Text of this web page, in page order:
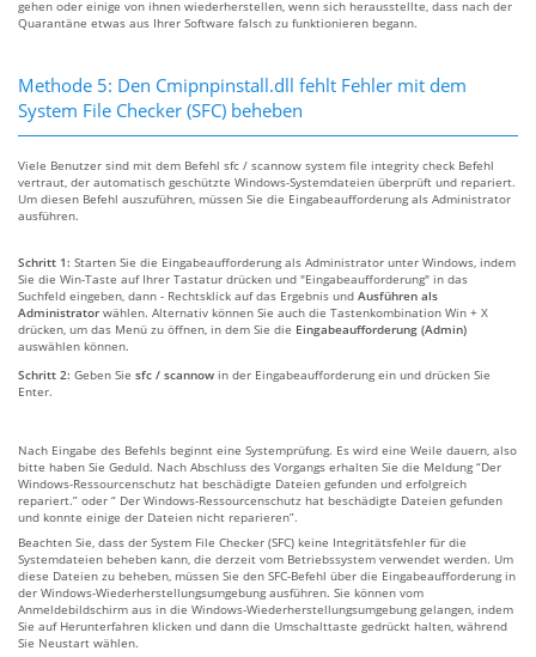
gehen oder einige von ihnen wiederherstellen, wenn sich herausstellte, dass nach der
Quarantäne etwas aus Ihrer Software falsch zu funktionieren begann.
Methode 5: Den Cmipnpinstall.dll fehlt Fehler mit dem
System File Checker (SFC) beheben
Viele Benutzer sind mit dem Befehl sfc / scannow system file integrity check Befehl
vertraut, der automatisch geschützte Windows-Systemdateien überprüft und repariert.
Um diesen Befehl auszuführen, müssen Sie die Eingabeaufforderung als Administrator
ausführen.
Schritt 1: Starten Sie die Eingabeaufforderung als Administrator unter Windows, indem
Sie die Win-Taste auf Ihrer Tastatur drücken und "Eingabeaufforderung" in das
Suchfeld eingeben, dann - Rechtsklick auf das Ergebnis und Ausführen als
Administrator wählen. Alternativ können Sie auch die Tastenkombination Win + X
drücken, um das Menü zu öffnen, in dem Sie die Eingabeaufforderung (Admin)
auswählen können.
Schritt 2: Geben Sie sfc / scannow in der Eingabeaufforderung ein und drücken Sie
Enter.
Nach Eingabe des Befehls beginnt eine Systemprüfung. Es wird eine Weile dauern, also
bitte haben Sie Geduld. Nach Abschluss des Vorgangs erhalten Sie die Meldung “Der
Windows-Ressourcenschutz hat beschädigte Dateien gefunden und erfolgreich
repariert.” oder “ Der Windows-Ressourcenschutz hat beschädigte Dateien gefunden
und konnte einige der Dateien nicht reparieren”.
Beachten Sie, dass der System File Checker (SFC) keine Integritätsfehler für die
Systemdateien beheben kann, die derzeit vom Betriebssystem verwendet werden. Um
diese Dateien zu beheben, müssen Sie den SFC-Befehl über die Eingabeaufforderung in
der Windows-Wiederherstellungsumgebung ausführen. Sie können vom
Anmeldebildschirm aus in die Windows-Wiederherstellungsumgebung gelangen, indem
Sie auf Herunterfahren klicken und dann die Umschalttaste gedrückt halten, während
Sie Neustart wählen.